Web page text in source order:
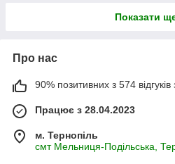
Показати
Про нас
90% позитивних з 574 відгуків
Працює з 28.04.2023
м. Тернопіль
смт Мельниця-Подільська,